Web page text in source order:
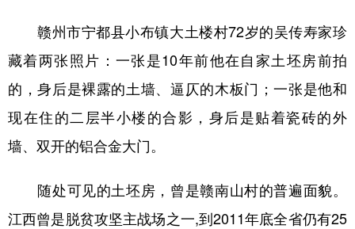
赣州市宁都县小布镇大土楼村72岁的吴传寿家珍
藏着两张照片：一张是10年前他在自家土坯房前拍
的，身后是裸露的土墙、逼仄的木板门；一张是他和
现在住的二层半小楼的合影，身后是贴着瓷砖的外
墙、双开的铝合金大门。
随处可见的土坯房，曾是赣南山村的普遍面貌。
江西曾是脱贫攻坚主战场之一,到2011年底全省仍有25